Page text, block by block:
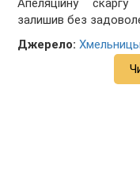
Апеляційну
залишив без
Джерело: